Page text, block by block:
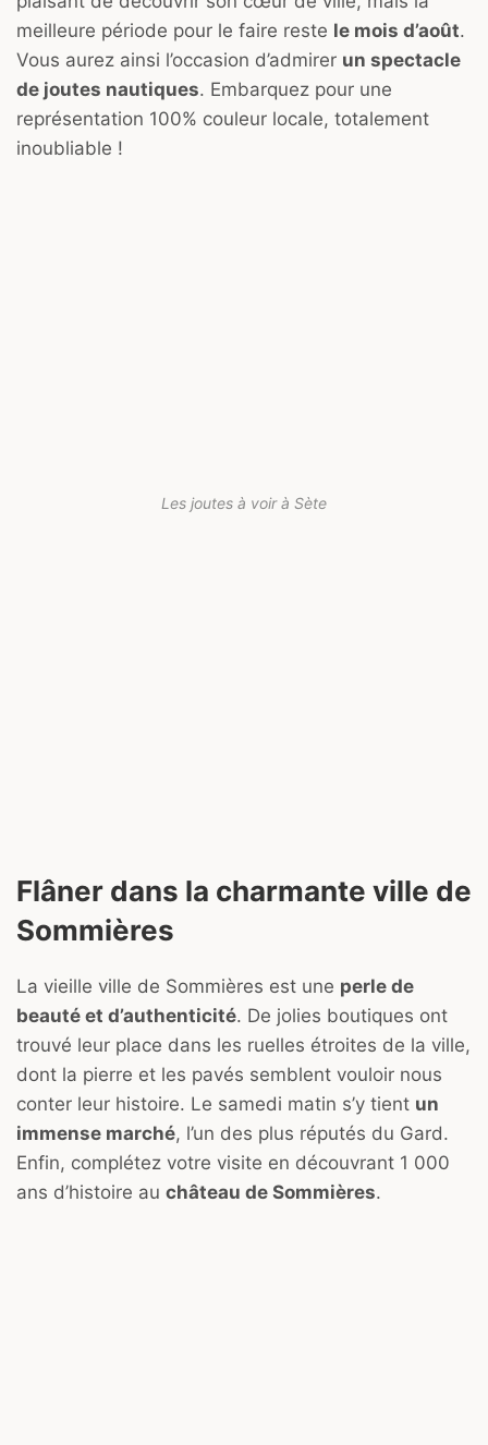
meilleure période pour le faire reste le mois d’août.
Vous aurez ainsi l’occasion d’admirer un spectacle
de joutes nautiques. Embarquez pour une
représentation 100% couleur locale, totalement
inoubliable !
Les joutes à voir à Sète
Flâner dans la charmante ville de
Sommières
La vieille ville de Sommières est une perle de
beauté et d’authenticité. De jolies boutiques ont
trouvé leur place dans les ruelles étroites de la ville,
dont la pierre et les pavés semblent vouloir nous
conter leur histoire. Le samedi matin s’y tient un
immense marché, l’un des plus réputés du Gard.
Enfin, complétez votre visite en découvrant 1 000
ans d’histoire au château de Sommières.